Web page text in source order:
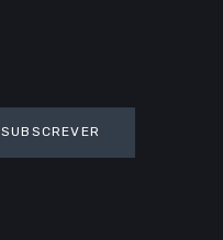
SUBSCREVER